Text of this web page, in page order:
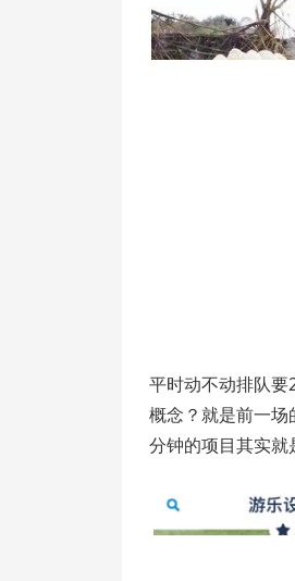
平时动不动排队
概念？就是前一
分钟的项目其实就